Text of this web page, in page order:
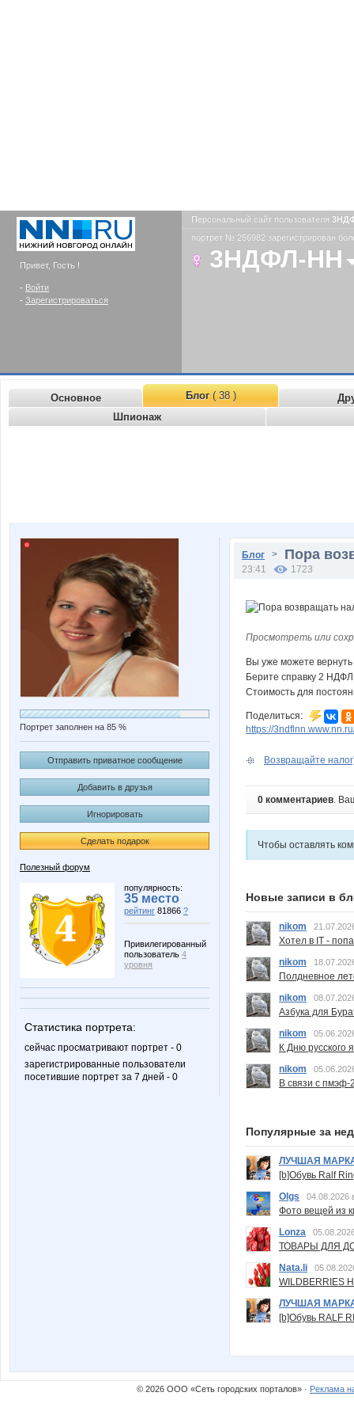
Привет, Гость !
- Войти
- Зарегистрироваться
Персональный сайт пользователя
портрет № 256982 зарегистрирован
3НДФЛ-НН
Основное Блог( 38 )
Шпионаж
Портрет заполнен на 85 %
Отправить приватное сообщение
Добавить в друзья
Игнорировать
Сделать подарок
Полезный форум
популярность:
35 место
рейтинг 81866 ?
Привилегированный
пользователь 4
уровня
Статистика портрета:
сейчас просматривают портрет - 0
зарегистрированные пользователи
посетившие портрет за 7 дней - 0
Блог > Пора
23:41 1723
Просмотреть или
Вы уже можете
Берите справку 2
Стоимость для
Поделиться:
https://
Возвращайте
0 комментариев.
Чтобы оставлять
Новые записи в
nikom
Хотел в IT -
nikom
Полдневное
nikom
Азбука для
nikom
К Дню русского
nikom
В связи с пмэф-
Популярные за
ЛУЧШАЯ
[b]Обувь Ralf
Olgs
04.08.2026
Фото вещей из
Lonza
ТОВАРЫ ДЛЯ
Nata.li
ЛУЧШАЯ
[b]Обувь RALF
© 2026 ООО «Сеть городских порталов» · Реклама